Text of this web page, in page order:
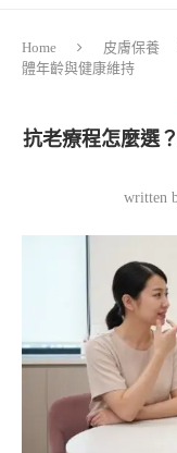
Home 皮膚保養
體年齡與健康維持
抗老療程怎麼選
written